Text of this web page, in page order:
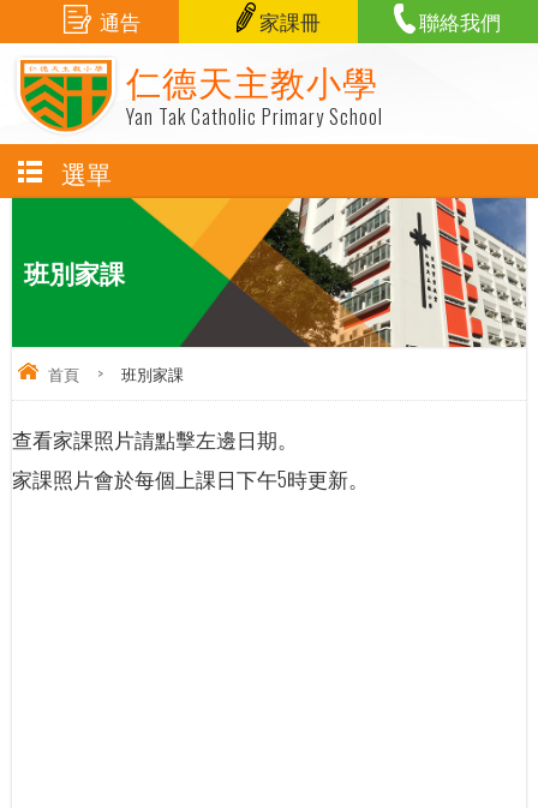
仁德天主教小學
Yan Tak Catholic Primary School
通告 家課冊 聯絡我們
選單
班別家課
首頁 > 班別家課
查看家課照片請點擊左邊日期。
家課照片會於每個上課日下午5時更新。